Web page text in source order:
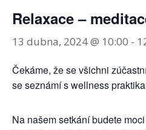
Relaxace –
13 dubna, 2024 @ 10:00 -
Čekáme, že se všichni
se seznámí s wellness
Na našem setkání budete